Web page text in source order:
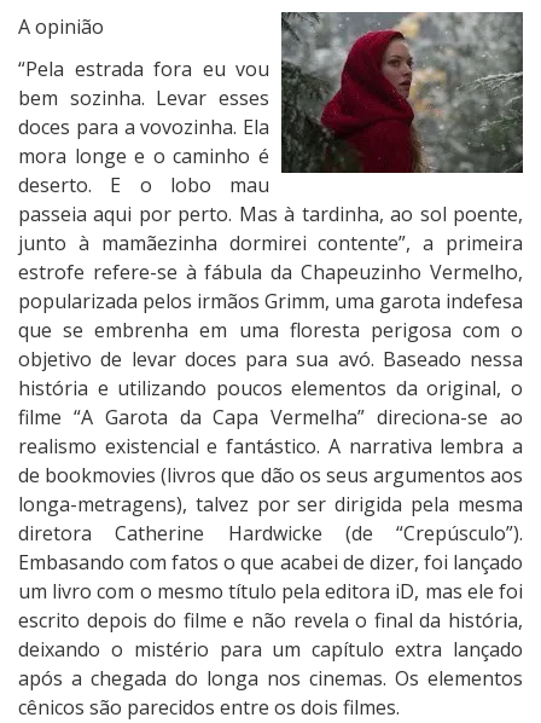
A opinião
“Pela estrada fora eu vou
bem sozinha. Levar esses
doces para a vovozinha. Ela
mora longe e o caminho é
deserto. E o lobo mau
passeia aqui por perto. Mas à tardinha, ao sol poente,
junto à mamãezinha dormirei contente”, a primeira
estrofe refere-se à fábula da Chapeuzinho Vermelho,
popularizada pelos irmãos Grimm, uma garota indefesa
que se embrenha em uma floresta perigosa com o
objetivo de levar doces para sua avó. Baseado nessa
história e utilizando poucos elementos da original, o
filme “A Garota da Capa Vermelha” direciona-se ao
realismo existencial e fantástico. A narrativa lembra a
de bookmovies (livros que dão os seus argumentos aos
longa-metragens), talvez por ser dirigida pela mesma
diretora Catherine Hardwicke (de “Crepúsculo”).
Embasando com fatos o que acabei de dizer, foi lançado
um livro com o mesmo título pela editora iD, mas ele foi
escrito depois do filme e não revela o final da história,
deixando o mistério para um capítulo extra lançado
após a chegada do longa nos cinemas. Os elementos
cênicos são parecidos entre os dois filmes.